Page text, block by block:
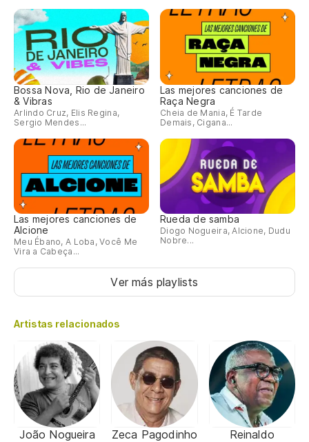
Bossa Nova, Rio de Janeiro
& Vibras
Arlindo Cruz, Elis Regina,
Sergio Mendes...
Las mejores canciones de
Raça Negra
Cheia de Mania, É Tarde
Demais, Cigana...
Las mejores canciones de
Alcione
Meu Ébano, A Loba, Você Me
Vira a Cabeça...
Rueda de samba
Diogo Nogueira, Alcione, Dudu
Nobre...
Ver más playlists
Artistas relacionados
João Nogueira Zeca Pagodinho Reinaldo